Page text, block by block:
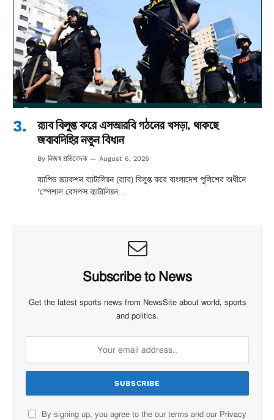
র‌্যাব বিলুপ্ত করে এসআরবি গঠনের খসড়া, থাকছে
জবাবদিহির নতুন বিধান
By নিজস্ব প্রতিবেদক August 6, 2026
র‌্যাপিড অ্যাকশন ব্যাটালিয়ন (র‌্যাব) বিলুপ্ত করে বাংলাদেশ পুলিশের অধীনে
‘স্পেশাল রেসপন্স ব্যাটালিয়ন…
Subscribe to News
Get the latest sports news from NewsSite about world, sports
and politics.
By signing up, you agree to the our terms and our Privacy